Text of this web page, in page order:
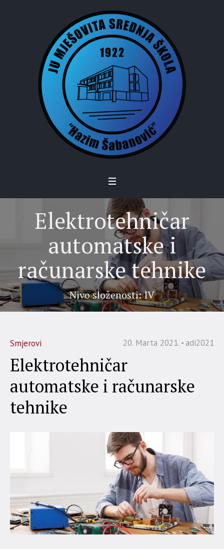
Elektrotehničar
automatske i
računarske tehnike
Nivo složenosti: IV
20. Marta 2021. adi2021
Smjerovi
Elektrotehničar
automatske i računarske
tehnike